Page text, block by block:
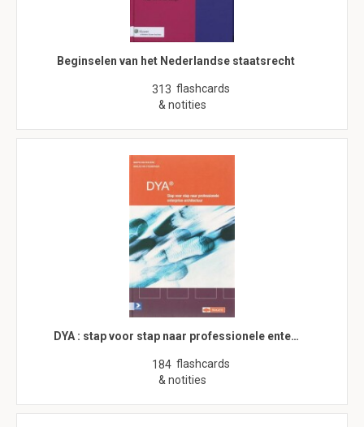
Beginselen van het Nederlandse staatsrecht
313 flashcards
& notities
DYA : stap voor stap naar professionele ente…
184 flashcards
& notities